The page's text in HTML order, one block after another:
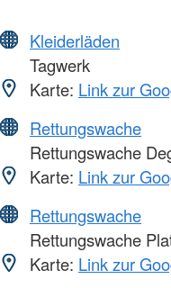
Kleiderläden
Tagwerk
Karte: Link zur
Rettungswache
Rettungswache
Karte: Link zur
Rettungswache
Rettungswache
Karte: Link zur